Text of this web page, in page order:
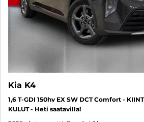
Kia K4
1,6 T-GDI 150hv EX SW DCT Comfort -
KULUT - Heti saatavilla!